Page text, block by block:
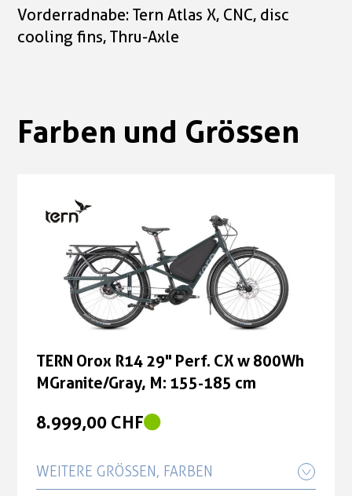
Vorderradnabe: Tern Atlas X, CNC, disc
cooling fins, Thru-Axle
Farben und Grössen
TERN Orox R14 29" Perf. CX w 800Wh
MGranite/Gray, M: 155-185 cm
8.999,00 CHF
WEITERE GRÖSSEN, FARBEN